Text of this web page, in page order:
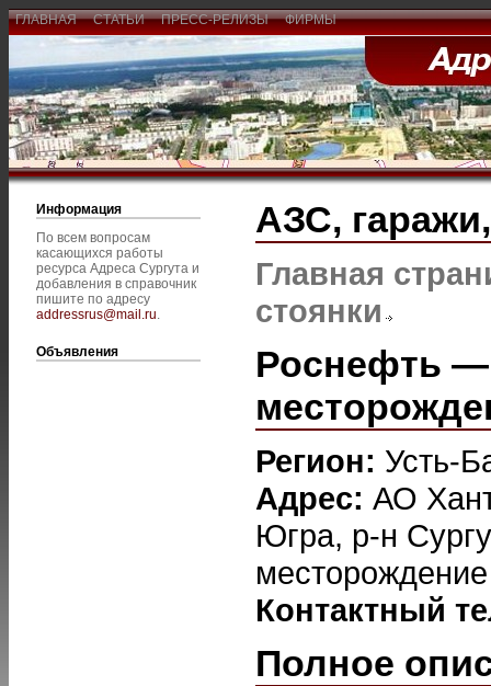
ГЛАВНАЯ СТАТЬИ ПРЕСС-РЕЛИЗЫ ФИРМЫ
Информация
По всем вопросам
касающихся работы
ресурса Адреса Сургута и
добавления в справочник
пишите по адресу
addressrus@mail.ru.
Объявления
АЗС,
Главная
стоянки
Роснефть —
Регион: Усть-
Адрес: АО
Югра, р-н
месторождение
Контактный
Полное